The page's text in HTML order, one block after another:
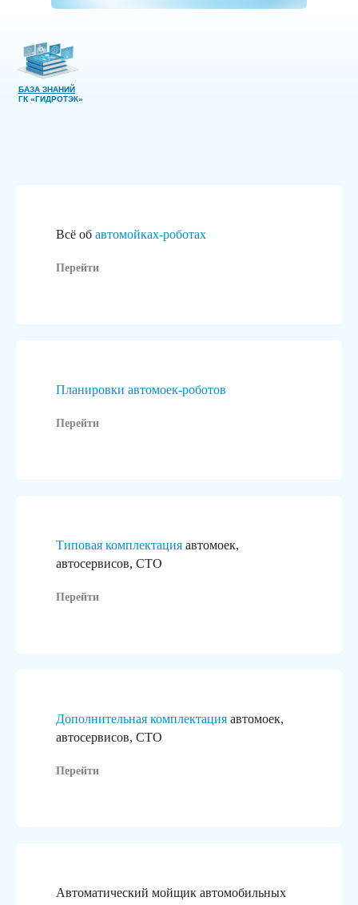
БАЗА ЗНАНИЙ
ГК «ГИДРОТЭК»
Всё об автомойках-роботах
Перейти
Планировки автомоек-роботов
Перейти
Типовая комплектация автомоек,
автосервисов, СТО
Перейти
Дополнительная комплектация автомоек,
автосервисов, СТО
Перейти
Автоматический мойщик автомобильных